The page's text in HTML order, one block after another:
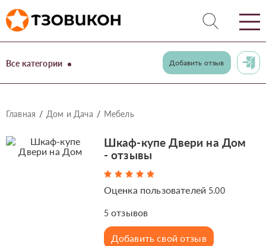
Все категории Добавить отзыв
Главная Дом и Дача Мебель
Шкаф-купе Двери на Дом
- отзывы
Оценка пользователей 5.00
5отзывов
Добавить свой отзыв